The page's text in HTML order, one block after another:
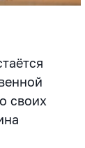
своих